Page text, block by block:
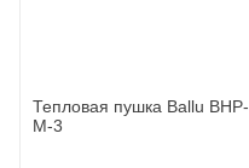
Тепловая пушка Ballu BHP-
M-3